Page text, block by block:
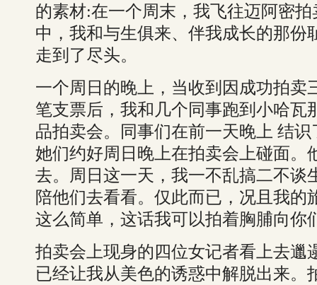
的素材:在一个周末，我飞往迈阿密
中，我和与生俱来、伴我成长的那份
走到了尽头。
一个周日的晚上，当收到因成功拍卖
笔支票后，我和几个同事跑到小哈瓦
品拍卖会。同事们在前一天晚上 结
她们约好周日晚上在拍卖会上碰面。
去。周日这一天，我一不乱搞二不谈
陪他们去看看。仅此而已，况且我的
这么简单，这话我可以拍着胸脯向你
拍卖会上现身的四位女记者看上去邋
已经让我从美色的诱惑中解脱出来。